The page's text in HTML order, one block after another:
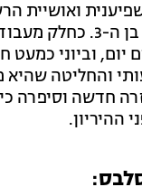
ואושיית
בנה הבכור בן
יום, וביוני
והחליטה שהיא
ההיריון.